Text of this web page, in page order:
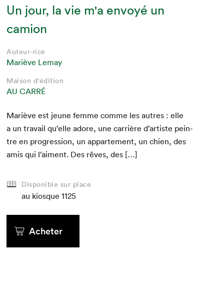
Un jour, la vie m'a envoyé un
camion
Auteur·rice
Mariève Lemay
Maison d'édition
AU CARRÉ
Mar­iève est jeune femme comme les autres : elle
a un tra­vail qu’elle adore, une car­rière d’artiste pein­
tre en pro­gres­sion, un apparte­ment, un chien, des
amis qui l’aiment. Des rêves, des […]
Disponible sur place
au kiosque 1125
Acheter